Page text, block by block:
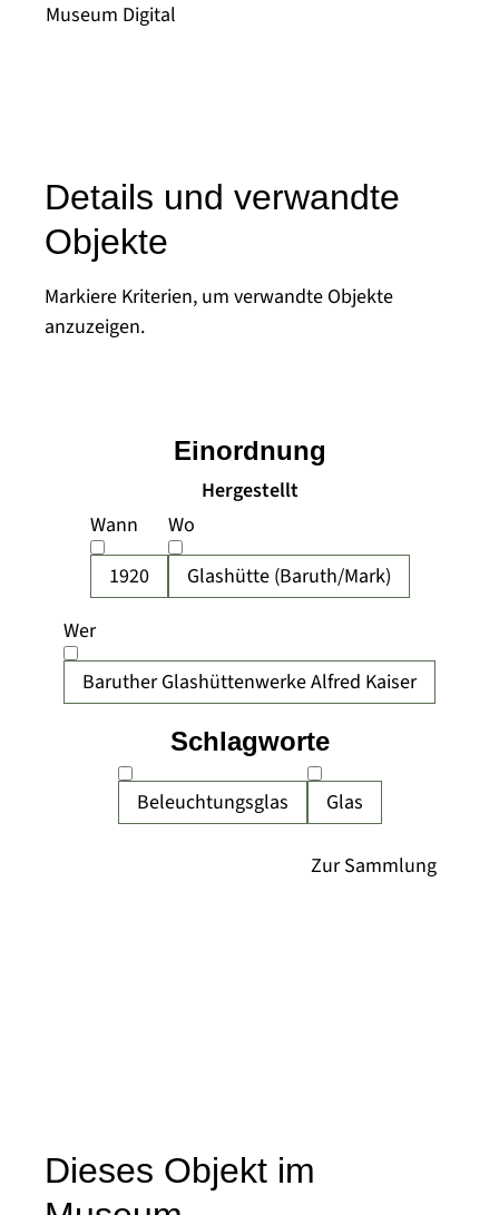
Museum Digital
Details und verwandte
Objekte
Markiere Kriterien, um verwandte Objekte
anzuzeigen.
Hergestellt
Wann
1920
Wo
Glashütte (Baruth/Mark)
Wer
Baruther Glashüttenwerke Alfred Kaiser
Beleuchtungsglas Glas
Einordnung
Schlagworte
Dieses Objekt im